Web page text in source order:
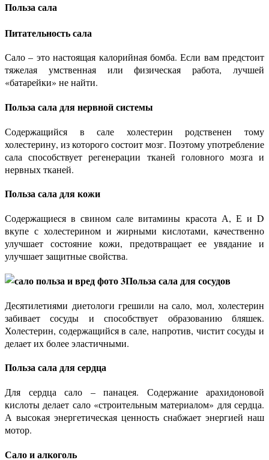
Польза сала
Питательность сала
Сало – это настоящая калорийная бомба. Если вам предстоит
тяжелая умственная или физическая работа, лучшей
«батарейки» не найти.
Польза сала для нервной системы
Содержащийся в сале холестерин родственен тому
холестерину, из которого состоит мозг. Поэтому употребление
сала способствует регенерации тканей головного мозга и
нервных тканей.
Польза сала для кожи
Содержащиеся в свином сале витамины красота А, Е и D
вкупе с холестерином и жирными кислотами, качественно
улучшает состояние кожи, предотвращает ее увядание и
улучшает защитные свойства.
Польза сала для сосудов
Десятилетиями диетологи грешили на сало, мол, холестерин
забивает сосуды и способствует образованию бляшек.
Холестерин, содержащийся в сале, напротив, чистит сосуды и
делает их более эластичными.
Польза сала для сердца
Для сердца сало – панацея. Содержание арахидоновой
кислоты делает сало «строительным материалом» для сердца.
А высокая энергетическая ценность снабжает энергией наш
мотор.
Сало и алкоголь